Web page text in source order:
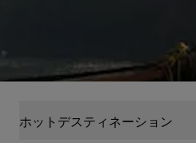
ホットデスティネーション